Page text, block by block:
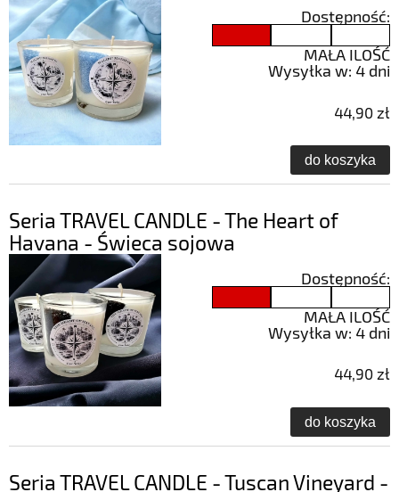
Dostępność:
MAŁA ILOŚĆ
Wysyłka w: 4 dni
44,90 zł
do koszyka
Seria TRAVEL CANDLE - The Heart of
Havana - Świeca sojowa
Dostępność:
MAŁA ILOŚĆ
Wysyłka w: 4 dni
44,90 zł
do koszyka
Seria TRAVEL CANDLE - Tuscan Vineyard -